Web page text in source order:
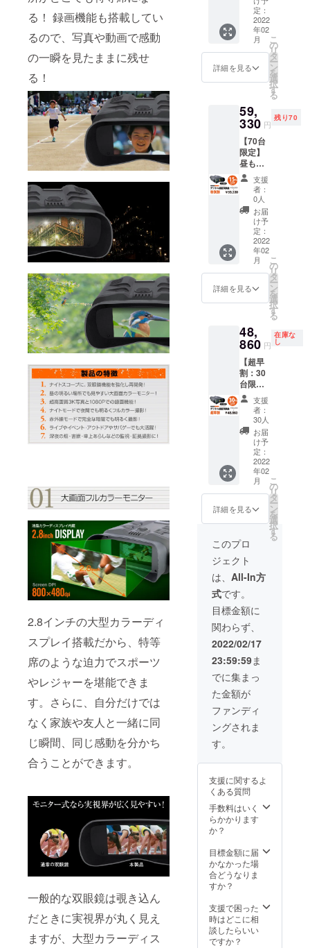
る！ 録画機能も搭載してい
るので、写真や動画で感動
の一瞬を見たままに残せ
る！
2.8インチの大型カラーディ
スプレイ搭載だから、特等
席のような迫力でスポーツ
やレジャーを堪能できま
す。さらに、自分だけでは
なく家族や友人と一緒に同
じ瞬間、同じ感動を分かち
合うことができます。
一般的な双眼鏡は覗き込ん
だときに実視界が丸く見え
ますが、大型カラーディス
ついては、
発売前にご
支援いただ
けるユー
ザー様の声
を、今後の
改良に反映
できるた
め、本クラ
ウドファン
ディングに
おいて「特
別先行販売
価格」での
ご提供をさ
せていただ
きます。
今後も、皆
お役に立て
るアイデア
商品の開発
に取り組ん
でいきます
ので、本プ
ロジェクト
も含め、皆
さまのご支
援をいただ
けますと幸
いです。
商品開発プ
ロジェクト
れるデ
ジタル
録画双
眼鏡 ◆
デジタ
ル録画
双眼鏡
1台 一
予定価
格：
69,800
円の
20%OF
F ※税・
送料は
表示価
格に含
まれて
おりま
す。 ※
製品カ
ラーは
ブラッ
クのみ
となり
※デザイ
様は変
更にな
る可能
性もご
ざいま
す。 ※
お届け
時期は
目安と
なりま
す。 ※
製品不
良以外
での返
品・返
金はお
受けい
す。
定：
2022
年02
月
詳細を見る
こ
の
リ
タ
ー
ン
を
選
択
す
る
59,
330 円
残り70
【70台
限定】
昼も夜
も！動
画も写
真も撮
れるデ
ジタル
録画双
眼鏡 ◆
デジタ
ル録画
双眼鏡
1台 一
般販売
予定価
69,800
円の
15%OF
F ※税・
送料は
表示価
格に含
まれて
おりま
す。 ※
製品カ
ラーは
ブラッ
クのみ
となり
ます。
※デザイ
更にな
る可能
性もご
ざいま
す。 ※
お届け
時期は
目安と
なりま
す。 ※
製品不
良以外
での返
品・返
金はお
受けい
たしか
ねま
支援
者：
0人
お届
け予
定：
2022
年02
月
詳細を見る
こ
の
リ
タ
ー
ン
を
選
択
す
る
48,
860 円
在庫な
し
【超早
割：30
台限
定】昼
も夜
も！動
画も写
真も撮
れるデ
ジタル
録画双
眼鏡 ◆
デジタ
ル録画
双眼鏡
1台 一
般販売
予定価
格：
69,800
円の
30%OF
F ※税・
送料は
表示価
格に含
まれて
おりま
す。 ※
製品カ
ラーは
ブラッ
クのみ
となり
ン・仕
更にな
る可能
性もご
ざいま
す。 ※
時期は
目安と
なりま
す。 ※
良以外
での返
品・返
金はお
支援
者：
30人
お届
け予
定：
2022
年02
月
詳細を見る
こ
の
リ
タ
ー
ン
を
選
択
す
る
このプロ
ジェクト
は、 All-In方
式です。
目標金額に
関わらず、
2022/02/17
23:59:59ま
でに集まっ
た金額が
ファンディ
ングされま
す。
支援に関するよ
くある質問
手数料はいく
らかかります
か？
目標金額に届
かなかった場
合どうなりま
すか？
支援で困った
時はどこに相
談したらいい
ですか？